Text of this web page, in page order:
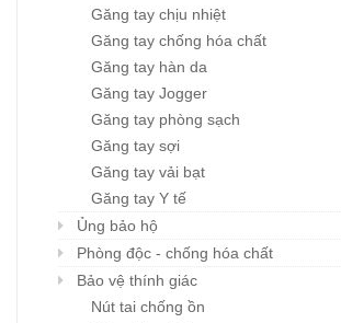
Găng tay chịu nhiệt
Găng tay chống hóa chất
Găng tay hàn da
Găng tay Jogger
Găng tay phòng sạch
Găng tay sợi
Găng tay vải bạt
Găng tay Y tế
Ủng bảo hộ
Phòng độc - chống hóa chất
Bảo vệ thính giác
Nút tai chống ồn